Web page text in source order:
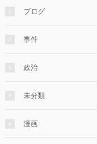
ブログ
事件
政治
未分類
漫画